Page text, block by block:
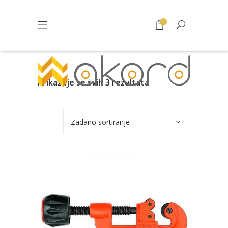
0
Prikazuje se svih 3 rezultata
Zadano sortiranje